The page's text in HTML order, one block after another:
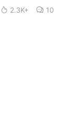
2.3K+ 10